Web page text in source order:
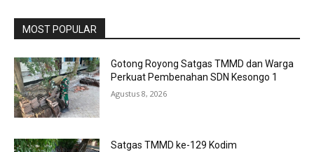
MOST POPULAR
Gotong Royong Satgas TMMD dan Warga
Perkuat Pembenahan SDN Kesongo 1
Agustus 8, 2026
Satgas TMMD ke-129 Kodim